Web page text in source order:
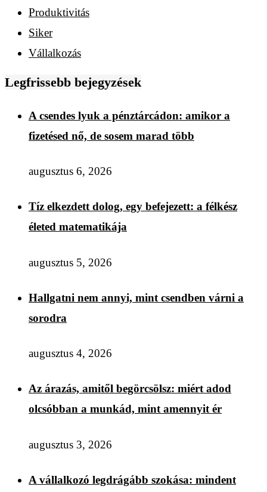
Produktivitás
Siker
Vállalkozás
Legfrissebb bejegyzések
A csendes lyuk a pénztárcádon: amikor a
fizetésed nő, de sosem marad több
augusztus 6, 2026
Tíz elkezdett dolog, egy befejezett: a félkész
életed matematikája
augusztus 5, 2026
Hallgatni nem annyi, mint csendben várni a
sorodra
augusztus 4, 2026
Az árazás, amitől begörcsölsz: miért adod
olcsóbban a munkád, mint amennyit ér
augusztus 3, 2026
A vállalkozó legdrágább szokása: mindent